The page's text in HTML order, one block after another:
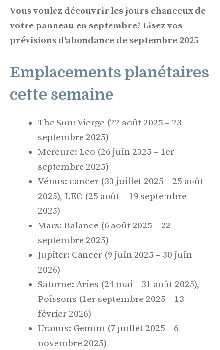
Vous voulez découvrir les jours chanceux de
votre panneau en septembre? Lisez vos
prévisions d'abondance de septembre 2025
Emplacements planétaires
cette semaine
The Sun: Vierge (22 août 2025 – 23
septembre 2025)
Mercure: Leo (26 juin 2025 – 1er
septembre 2025)
Vénus: cancer (30 juillet 2025 – 25 août
2025), LEO (25 août – 19 septembre
2025)
Mars: Balance (6 août 2025 – 22
septembre 2025)
Jupiter: Cancer (9 juin 2025 – 30 juin
2026)
Saturne: Aries (24 mai – 31 août 2025),
Poissons (1er septembre 2025 – 13
février 2026)
Uranus: Gemini (7 juillet 2025 – 6
novembre 2025)